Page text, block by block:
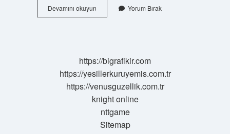
Devamını okuyunNereden
Sertifika
Yorum Bırak
https://bigrafikir.com
https://yesillerkuruyemis.com.tr
https://venusguzellik.com.tr
knight online
nttgame
Sitemap